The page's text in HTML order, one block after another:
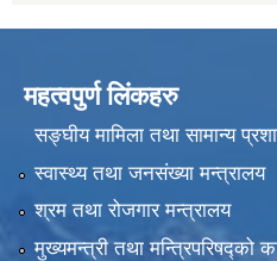
महत्वपुर्ण लिंकहरु
सङ्घीय मामिला तथा सामान्य
स्वास्थ्य तथा जनसंख्या मन्त्रालय
श्रम तथा रोजगार मन्त्रालय
मुख्यमन्त्री तथा मन्त्रिपरिषद्को